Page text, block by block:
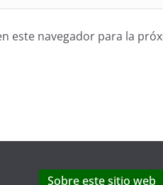
este navegador para la
Sobre este sitio web